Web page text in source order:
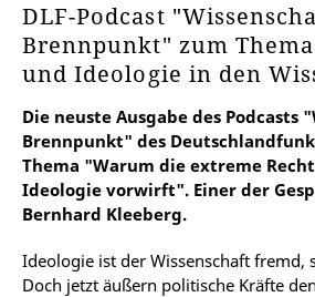
DLF-Podcast
Brennpunkt" zum
und Ideologie in den
Die neuste Ausgabe des Podcasts
Brennpunkt" des
Thema "Warum die extreme
Ideologie vorwirft". Einer der
Bernhard Kleeberg.
Ideologie ist der Wissenschaft fremd,
Doch jetzt äußern politische Kräfte